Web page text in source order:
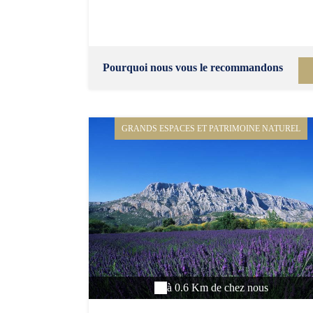
Pourquoi nous vous le recommandons
GRANDS ESPACES ET PATRIMOINE NATUREL
à 0.6 Km de chez nous